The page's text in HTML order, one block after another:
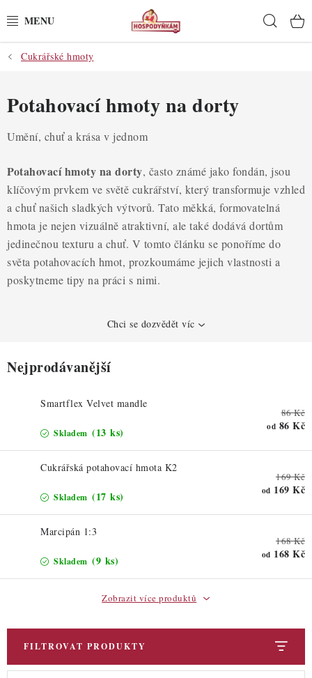
na
POTŘEBY
POMŮCKY
SUROVINY
DEKORACE
PRO OSLAVY
DO KUCHYNĚ
POCHUTINY
ZNAČKY
Nepřevzetí zásilky na dobírku
Hodnocení obchodu
Blog
Podmínky ochrany osobních údajů
Cukrářské hmoty
Potahovací hmoty na dorty
Umění, chuť a krása v jednom
Potahovací hmoty na dorty, často známé jako fondán, jsou
klíčovým prvkem ve světě cukrářství, který transformuje vzhled
a chuť našich sladkých výtvorů. Tato měkká, formovatelná
hmota je nejen vizuálně atraktivní, ale také dodává dortům
jedinečnou texturu a chuť. V tomto článku se ponoříme do
světa potahovacích hmot, prozkoumáme jejich vlastnosti a
poskytneme tipy na práci s nimi.
Chci se dozvědět víc
Nejprodávanější
Smartflex Velvet mandle
Skladem (13 ks)
86 Kč
od 86 Kč
Cukrářská potahovací hmota K2
Skladem (17 ks)
169 Kč
od 169 Kč
Marcipán 1:3
Skladem (9 ks)
168 Kč
od 168 Kč
Zobrazit více produktů
FILTROVAT PRODUKTY